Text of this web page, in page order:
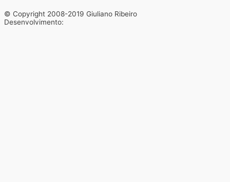
© Copyright 2008-2019 Giuliano Ribeiro
Desenvolvimento: